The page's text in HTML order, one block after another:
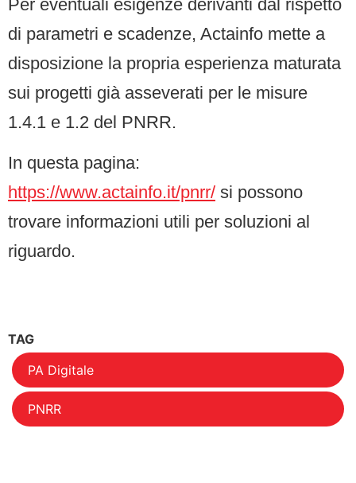
Per eventuali esigenze derivanti dal rispetto
di parametri e scadenze, Actainfo mette a
disposizione la propria esperienza maturata
sui progetti già asseverati per le misure
1.4.1 e 1.2 del PNRR.
In questa pagina:
https://www.actainfo.it/pnrr/ si possono
trovare informazioni utili per soluzioni al
riguardo.
TAG
PA Digitale
PNRR